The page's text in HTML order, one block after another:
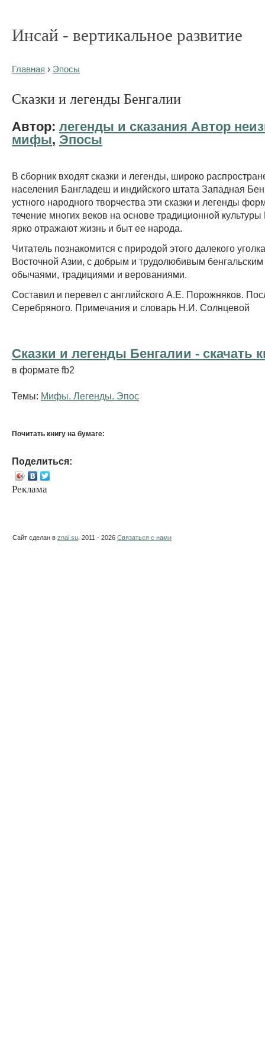
Инсай - вертикальное развитие
Главная › Эпосы
Сказки и легенды Бенгалии
Автор: легенды и сказания Автор
мифы, Эпосы
В сборник входят сказки и легенды, широко
населения Бангладеш и индийского штата Западная
устного народного творчества эти сказки и легенды
течение многих веков на основе традиционной
ярко отражают жизнь и быт ее народа.
Читатель познакомится с природой этого далекого
Восточной Азии, с добрым и трудолюбивым
обычаями, традициями и верованиями.
Составил и перевел с английского А.Е. Порожняков.
Серебряного. Примечания и словарь Н.И. Солнцевой
Сказки и легенды Бенгалии - cкачать
в формате fb2
Темы: Мифы. Легенды. Эпос
Почитать книгу на бумаге:
Поделиться:
Реклама
Сайт сделан в znai.su . 2011 - 2026 Связаться с нами